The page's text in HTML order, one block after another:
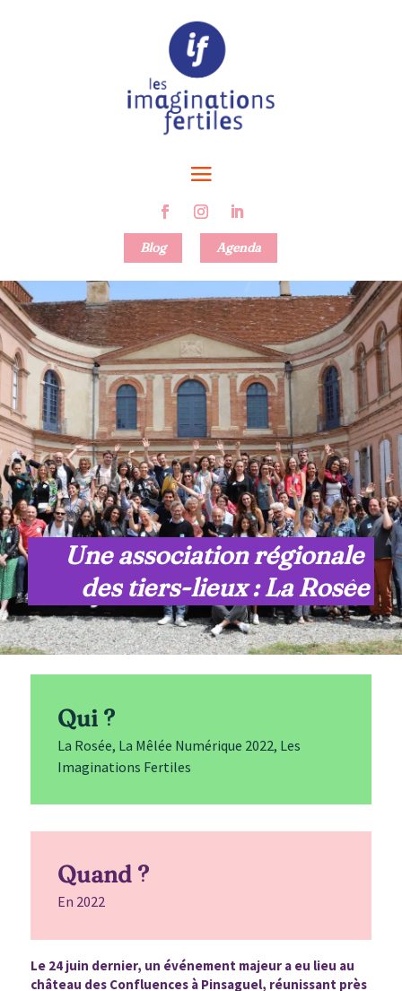
Blog Agenda
Une association régionale
des tiers-lieux : La Rosêe
Qui ?
La Rosée, La Mêlée Numérique 2022, Les
Imaginations Fertiles
Quand ?
En 2022
Le 24 juin dernier, un événement majeur a eu lieu au
château des Confluences à Pinsaguel, réunissant près